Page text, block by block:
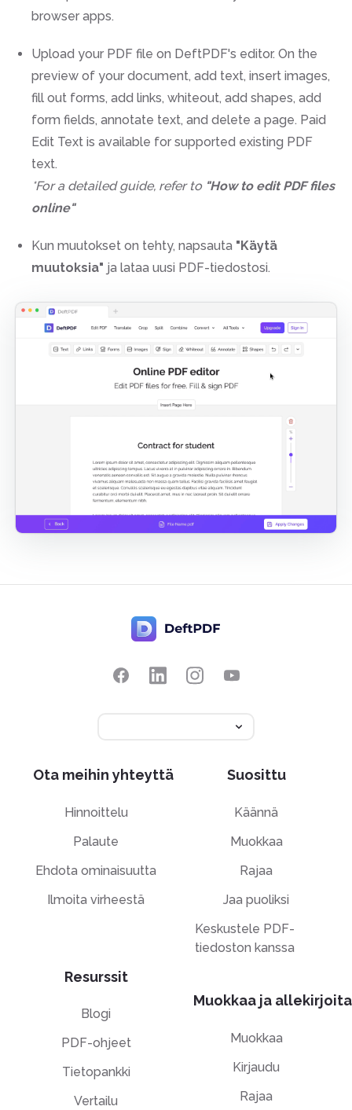
browser apps.
Upload your PDF file on DeftPDF's editor. On the
preview of your document, add text, insert images,
fill out forms, add links, whiteout, add shapes, add
form fields, annotate text, and delete a page. Paid
Edit Text is available for supported existing PDF
text.
*For a detailed guide, refer to "How to edit PDF files
online"
Kun muutokset on tehty, napsauta "Käytä
muutoksia" ja lataa uusi PDF-tiedostosi.
Ota meihin yhteyttä
Hinnoittelu
Palaute
Ehdota ominaisuutta
Ilmoita virheestä
Resurssit
Blogi
PDF-ohjeet
Tietopankki
Vertailu
Suosittu
Käännä
Muokkaa
Rajaa
Jaa puoliksi
Keskustele PDF-
tiedoston kanssa
Muokkaa ja allekirjoita
Muokkaa
Kirjaudu
Rajaa